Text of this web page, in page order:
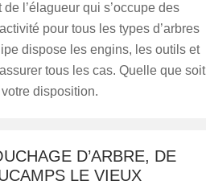
l’élagueur qui s’occupe des
pour tous les types d’arbres
dispose les engins, les outils et
tous les cas. Quelle que soit
disposition.
D’ARBRE, DE
LE VIEUX